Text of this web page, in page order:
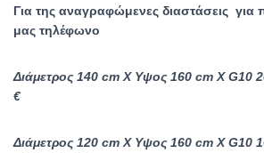
2,600.00€.είναι:
Για της αναγραφώμενες διαστάσεις για
μας τηλέφωνο
Διάμετρος 140 cm X Υψος 160 cm X G10
€
Διάμετρος 120 cm X Υψος 160 cm X G10